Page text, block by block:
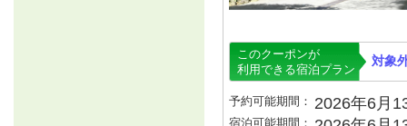
このクーポンが
利用できる宿泊プラン
対象
予約可能期間： 2026年6月
宿泊可能期間：